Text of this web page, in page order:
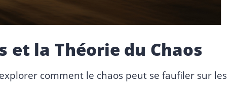
et la Théorie du Chaos
comment le chaos peut se faufiler sur les